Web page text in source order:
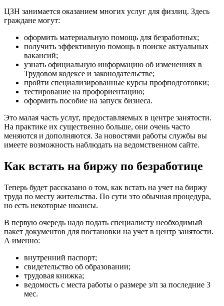
ЦЗН занимается оказанием многих услуг для физлиц. Здесь
граждане могут:
оформить материальную помощь для безработных;
получить эффективную помощь в поиске актуальных
вакансий;
узнать официальную информацию об изменениях в
Трудовом кодексе и законодательстве;
пройти специализированные курсы профподготовки;
тестирование на профориентацию;
оформить пособие на запуск бизнеса.
Это малая часть услуг, предоставляемых в центре занятости.
На практике их существенно больше, они очень часто
меняются и дополняются. За новостями работы службы вы
имеете возможность наблюдать на ведомственном сайте.
Как встать на биржу по безработице
Теперь будет рассказано о том, как встать на учет на биржу
труда по месту жительства. По сути это обычная процедура,
но есть некоторые нюансы.
В первую очередь надо подать специалисту необходимый
пакет документов для постановки на учет в центр занятости.
А именно:
внутренний паспорт;
свидетельство об образовании;
трудовая книжка;
ведомость с места работы о размере з/п за последние 3
мес.